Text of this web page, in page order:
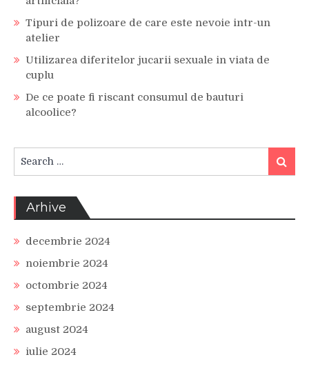
Tipuri de polizoare de care este nevoie intr-un
atelier
Utilizarea diferitelor jucarii sexuale in viata de
cuplu
De ce poate fi riscant consumul de bauturi
alcoolice?
for:
Search
Arhive
decembrie 2024
noiembrie 2024
octombrie 2024
septembrie 2024
august 2024
iulie 2024